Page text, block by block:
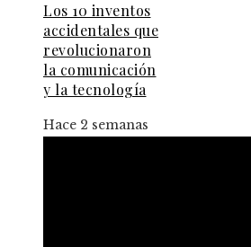
Los 10 inventos
accidentales que
revolucionaron
la comunicación
y la tecnología
Hace 2 semanas